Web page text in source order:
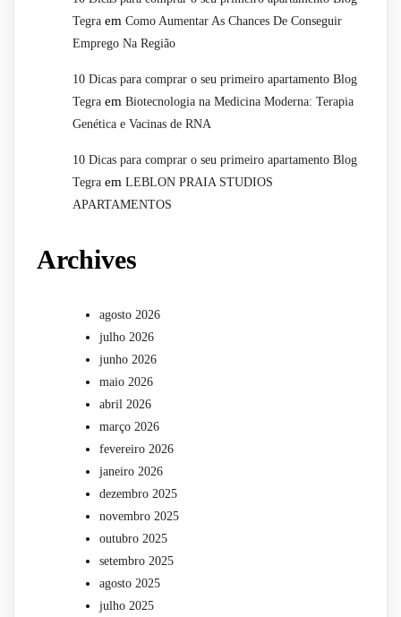
Tegra em Como Aumentar As Chances De Conseguir
Emprego Na Região
10 Dicas para comprar o seu primeiro apartamento Blog
Tegra em Biotecnologia na Medicina Moderna: Terapia
Genética e Vacinas de RNA
10 Dicas para comprar o seu primeiro apartamento Blog
Tegra em LEBLON PRAIA STUDIOS
APARTAMENTOS
Archives
agosto 2026
julho 2026
junho 2026
maio 2026
abril 2026
março 2026
fevereiro 2026
janeiro 2026
dezembro 2025
novembro 2025
outubro 2025
setembro 2025
agosto 2025
julho 2025